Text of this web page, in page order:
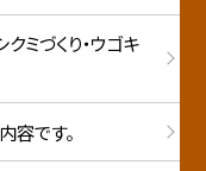
ミづくり・ウゴキ
です。